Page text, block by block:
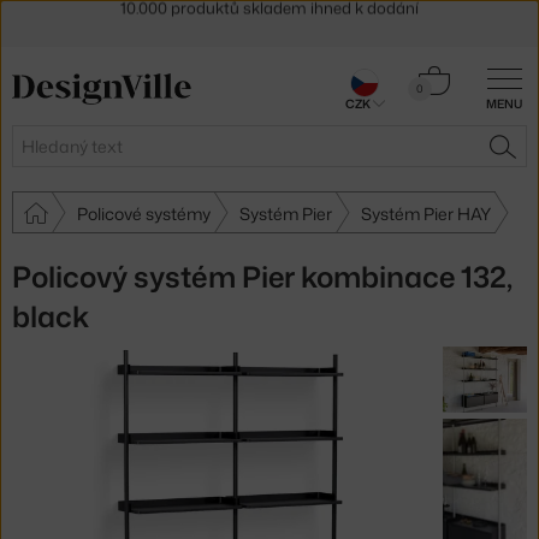
MENU
Hledat
0
Košík
Policové systémy Systém Pier Systém Pier HAY
Policový systém Pier kombinace 132,
black
30 dní na vrácení zboží
CZK